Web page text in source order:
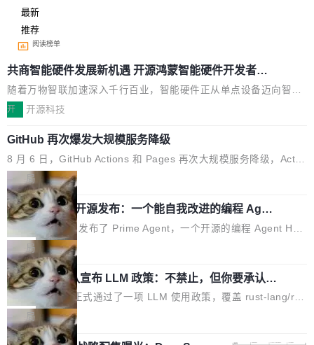
最新
推荐
阅读榜单
共商智能硬件发展新机遇 开源鸿蒙智能硬件开发者日
杭州站即将举行
随着万物智联加速深入千行百业，智能硬件正从单点设备迈向智能
化、网联化、协同化发展。作为面向全场景、跨终端的分布式操作
设备的开发、连接与互联提供关键支撑，也为产业链企业探索产品
创新与商业增长打开新的空间。 8月14日，开源鸿蒙智能硬件开发
者日（OHDD：OpenHarmony Hardware Developer Day）将在
杭州启航。活动面向智能硬件产业链企业和开发者，邀请行业专家
与资深技术顾问，围绕开源鸿蒙技术能力、设备适配、芯片适配、
功耗与稳定性调优、兼容性测评及统一互联等内容展开系统讲解和
实战交流，帮助企业进一步了解开源鸿蒙在智能...
开 开源科技
GitHub 再次爆发大规模服务降级
8 月 6 日，GitHub Actions 和 Pages 再次大规模服务降级，Actio
ns 完全不可用超过 5 小时，webhook 停发，连自托管 runner 也
因调度层故障无法工作。Pages、Copilot code review、Copilot c
oding agent 全部受影响。从检测到完全恢复，大约 12 小时。 这
是 2026 年 8 月的第六起事故，其中四起与 AI/Copilot 服务相关。
GitHub 员工 kdaigle 在 HN 讨论中贴出了一组数据：2025 年全年
10 亿次 commit。现在，每周 2.75 亿次，全年预计 140 亿次。Gi
tHub...
局
Prime Agent 开源发布：一个能自我改进的编程 Agen
t，ARC-AGI 3 超越人类专家基线
Prime Intellect 发布了 Prime Agent，一个开源的编程 Agent Har
ness，核心设计围绕两个抽象：Recursive Language Model（RL
M）和 Continual Harness。在 ARC-AGI 3 基准测试上，Prime A
gent + Opus 5 的组合达到了 95.5% RHAE Best@1，超过了 AR
C 报告的人类专家基线 95.4%。 不是又一个 coding agent 包装器
Prime Agent 的架构和市面上大多数 coding agent 有本质区别。
大多数 agent harness 的设计是基于早期模型的能力—...
局
Rust 项目团队宣布 LLM 政策：不禁止，但你要承认哪
些代码不是你写的
Rust 语言项目正式通过了一项 LLM 使用政策，覆盖 rust-lang/rus
t 单一仓库的代码贡献。这不是项目级别的官方立场，目前由五个
团队采纳，但它可能是主流开源项目中关于 AI 辅助贡献最细致的一
局